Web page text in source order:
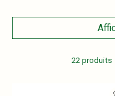
22 produits